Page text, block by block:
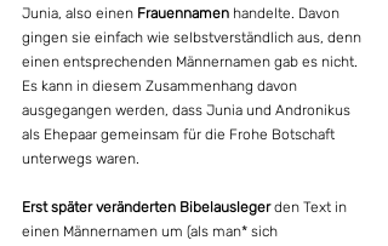
Junia, also einen Frauennamen handelte. Davon
gingen sie einfach wie selbstverständlich aus, denn
einen entsprechenden Männernamen gab es nicht.
Es kann in diesem Zusammenhang davon
ausgegangen werden, dass Junia und Andronikus
als Ehepaar gemeinsam für die Frohe Botschaft
unterwegs waren.
Erst später veränderten Bibelausleger den Text in
einen Männernamen um (als man* sich